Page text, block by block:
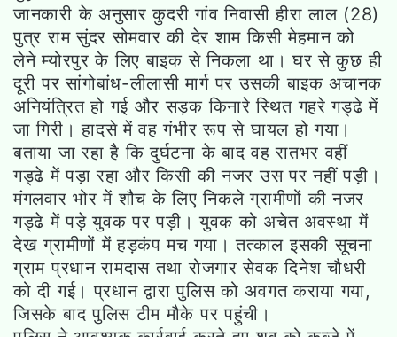
जानकारी के अनुसार कुदरी गांव निवासी हीरा लाल (28)
पुत्र राम सुंदर सोमवार की देर शाम किसी मेहमान को
लेने म्योरपुर के लिए बाइक से निकला था। घर से कुछ ही
दूरी पर सांगोबांध-लीलासी मार्ग पर उसकी बाइक अचानक
अनियंत्रित हो गई और सड़क किनारे स्थित गहरे गड्ढे में
जा गिरी। हादसे में वह गंभीर रूप से घायल हो गया।
बताया जा रहा है कि दुर्घटना के बाद वह रातभर वहीं
गड्ढे में पड़ा रहा और किसी की नजर उस पर नहीं पड़ी।
मंगलवार भोर में शौच के लिए निकले ग्रामीणों की नजर
गड्ढे में पड़े युवक पर पड़ी। युवक को अचेत अवस्था में
देख ग्रामीणों में हड़कंप मच गया। तत्काल इसकी सूचना
ग्राम प्रधान रामदास तथा रोजगार सेवक दिनेश चौधरी
को दी गई। प्रधान द्वारा पुलिस को अवगत कराया गया,
जिसके बाद पुलिस टीम मौके पर पहुंची।